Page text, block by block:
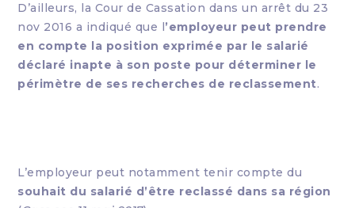
D’ailleurs, la Cour de Cassation dans un arrêt du 23
nov 2016 a indiqué que l’employeur peut prendre
en compte la position exprimée par le salarié
déclaré inapte à son poste pour déterminer le
périmètre de ses recherches de reclassement.
L’employeur peut notamment tenir compte du
souhait du salarié d’être reclassé dans sa région